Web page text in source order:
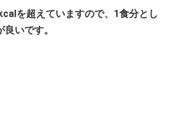
を超えていますので、1食分とし
いです。